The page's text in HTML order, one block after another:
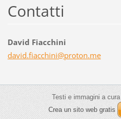
Contatti
David Fiacchini
david.fiacchini@proton.me
Testi e immagini a
Crea un sito web gratis